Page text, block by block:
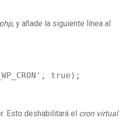
, y añade la siguiente línea al
true);
Esto deshabilitará el cron virtual